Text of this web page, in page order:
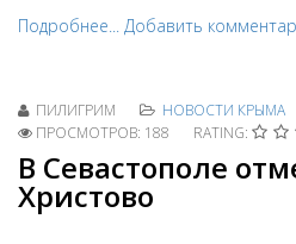
Подробнее... Добавить
ПИЛИГРИМ НОВОСТИ КРЫМА
ПРОСМОТРОВ: 188
RATING:
В Севастополе
Христово